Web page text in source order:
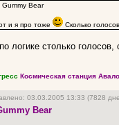
Gummy Bear
и я про тоже Сколько
логике столько голосов,
Космическая станция
03.03.2005 13:33 (7828
Bear